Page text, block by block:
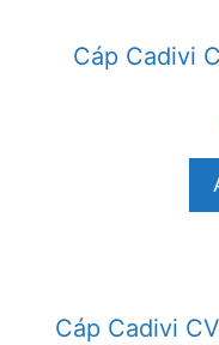
Cáp Cadivi
Cáp Cadivi